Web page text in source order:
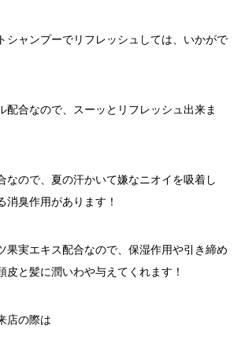
シャンプーでリフレッシュしては、いかがで
配合なので、スーッとリフレッシュ出来ま
なので、夏の汗かいて嫌なニオイを吸着し
消臭作用があります！
果実エキス配合なので、保湿作用や引き締め
皮と髪に潤いわや与えてくれます！
店の際は